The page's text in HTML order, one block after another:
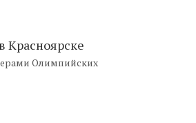
Красноярске
Олимпийских